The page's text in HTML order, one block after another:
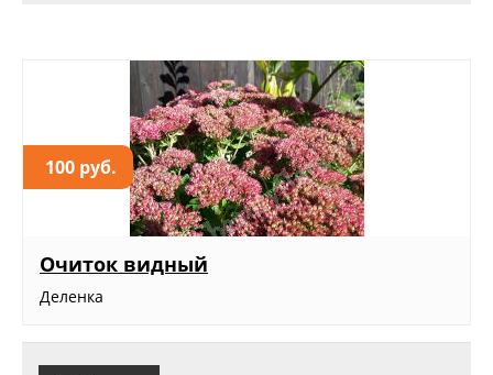
100 руб.
Очиток видный
Деленка